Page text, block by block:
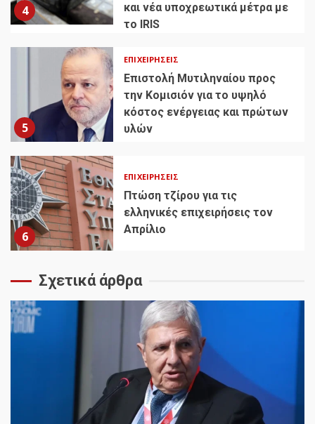
4
και νέα υποχρεωτικά μέτρα με
το IRIS
5
ΕΠΙΧΕΙΡΉΣΕΙΣ
Επιστολή Μυτιληναίου προς
την Κομισιόν για το υψηλό
κόστος ενέργειας και πρώτων
υλών
6
ΕΠΙΧΕΙΡΉΣΕΙΣ
Πτώση τζίρου για τις
ελληνικές επιχειρήσεις τον
Απρίλιο
Σχετικά άρθρα